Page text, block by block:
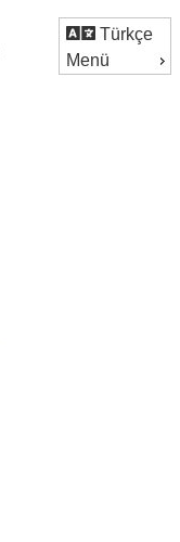
Türkçe
Menü